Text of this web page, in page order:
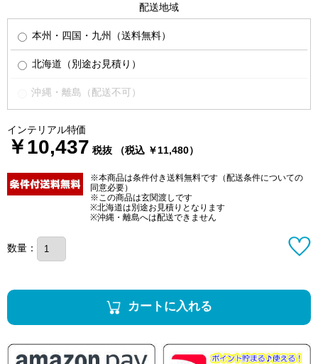
配送地域
本州・四国・九州（送料無料）
北海道（別途お見積り）
沖縄・離島（配送不可）
インテリアル特価
￥10,437 税抜 （税込 ￥11,480）
※本商品は条件付き送料無料です（配送条件についての
同意必要）
※この商品は玄関渡しです
※北海道は別途お見積りとなります
※沖縄・離島へは配送できません
数量：
カートに入れる